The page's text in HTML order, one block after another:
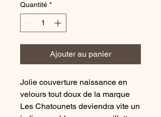
Quantité *
Ajouter au panier
Jolie couverture naissance en
velours tout doux de la marque
Les Chatounets deviendra vite un